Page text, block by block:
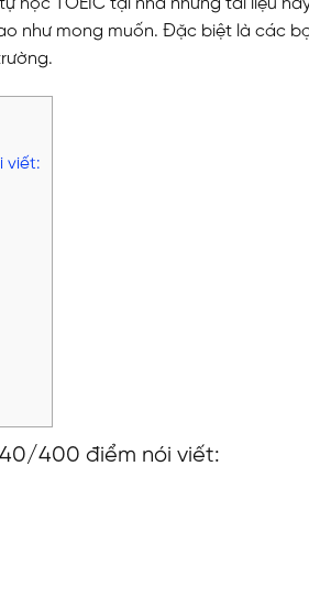
học TOEIC tại nhà những tài liệu
như mong muốn. Đặc biệt là các
viết:
400 điểm nói viết: